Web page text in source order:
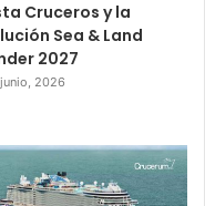
Cruceros y la
Sea & Land
2027
2026